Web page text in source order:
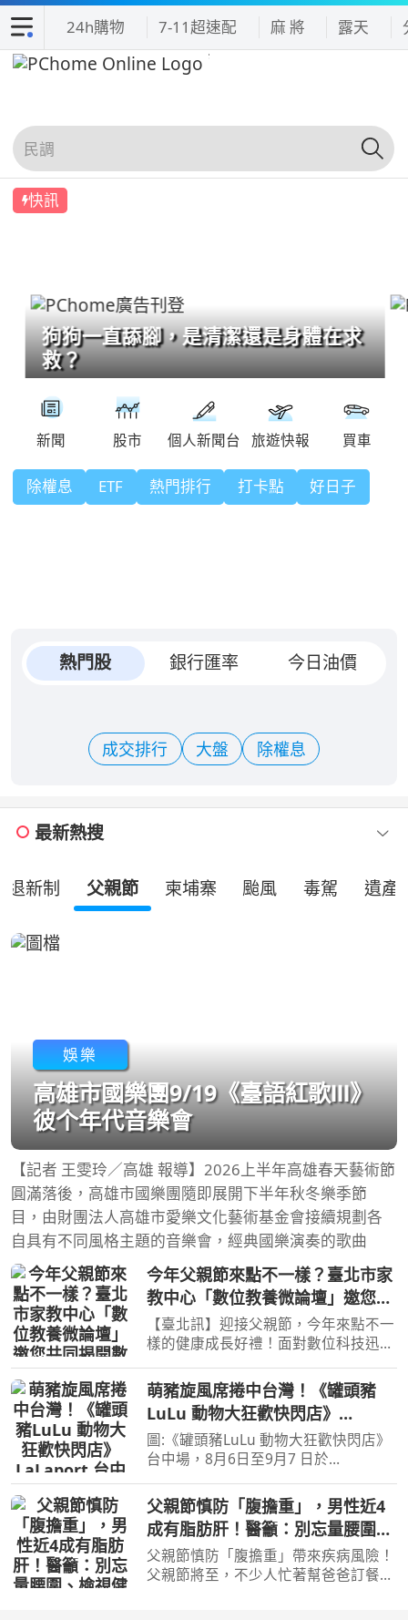
24h購物 7-11超速配 麻 將 露天
快訊
狗狗一直舔腳，是清潔還是身體在求
救？
除權息 ETF 熱門排行 打卡點 好日子
熱門股 銀行匯率 今日油價
成交排行 大盤 除權息
最新熱搜
退新制 父親節 柬埔寨 颱風 毒駕 遺產
娛樂
高雄市國樂團9/19《臺語紅歌Ⅲ》
彼个年代音樂會
【記者 王雯玲／高雄 報導】2026上半年高雄春天藝術節
圓滿落後，高雄市國樂團隨即展開下半年秋冬樂季節
目，由財團法人高雄市愛樂文化藝術基金會接續規劃各
自具有不同風格主題的音樂會，經典國樂演奏的歌曲
今年父親節來點不一樣？臺北市家
教中心「數位教養微論壇」邀您共
同揭開數位時代下青少年的教養謎
團！
【臺北訊】迎接父親節，今年來點不一
樣的健康成長好禮！面對數位科技迅速
習慣詢問 AI 已成為日常生活常態，許
多家長常常感到焦慮與困惑。為了協助
家庭應對數位時代的育
萌豬旋風席捲中台灣！《罐頭豬
LuLu 動物大狂歡快閃店》
LaLaport 台中8/6登場
圖:《罐頭豬LuLu 動物大狂歡快閃店》
台中場，8月6日至9月7 日於
(圖/TOYZEROPLUS/提供) 【記者張嘉
誠／綜合報導】 攜手高雄串聯雙城童
話派對森林！首日搶「招財Lu福袋
父親節慎防「腹擔重」，男性近4
成有脂肪肝！醫籲：別忘量腰圍、
檢視健檢報告
父親節慎防「腹擔重」帶來疾病風險！
父親節將至，不少人忙著幫爸爸訂餐